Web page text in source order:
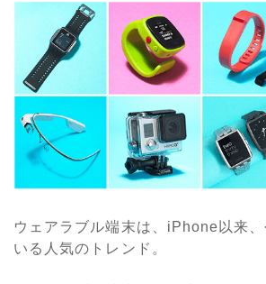
ウェアラブル端末は、iPhone以来
いる人気のトレンド。